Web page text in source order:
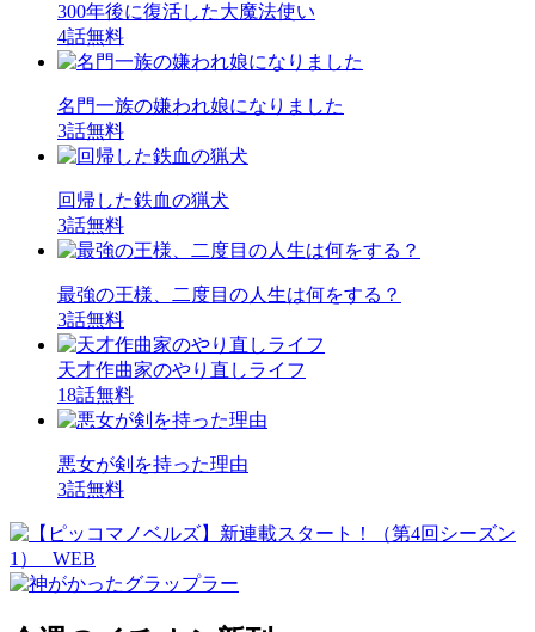
300年後に復活した大魔法使い
4話無料
名門一族の嫌われ娘になりました
3話無料
回帰した鉄血の猟犬
3話無料
最強の王様、二度目の人生は何をする？
3話無料
天才作曲家のやり直しライフ
18話無料
悪女が剣を持った理由
3話無料